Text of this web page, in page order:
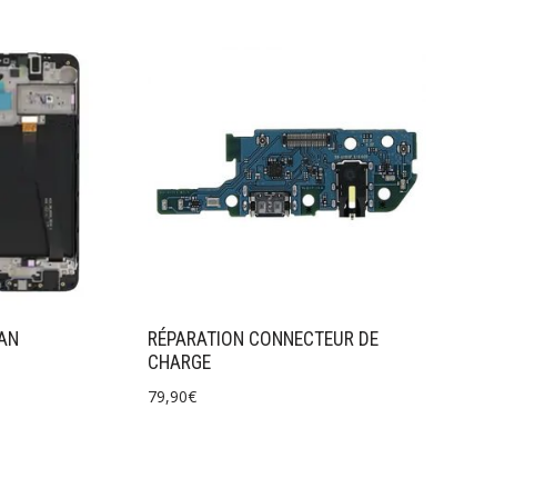
RÉPARATION CONNECTEUR DE
CHARGE
79,90€